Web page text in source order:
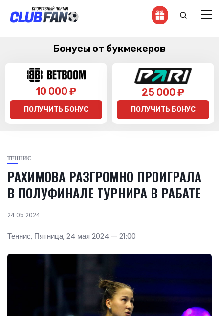
Бонусы от букмекеров
10 000 ₽
ПОЛУЧИТЬ БОНУС
25 000 ₽
ПОЛУЧИТЬ БОНУС
ТЕННИС
РАХИМОВА РАЗГРОМНО ПРОИГРАЛА
В ПОЛУФИНАЛЕ ТУРНИРА В РАБАТЕ
24.05.2024
Теннис, Пятница, 24 мая 2024 — 21:00